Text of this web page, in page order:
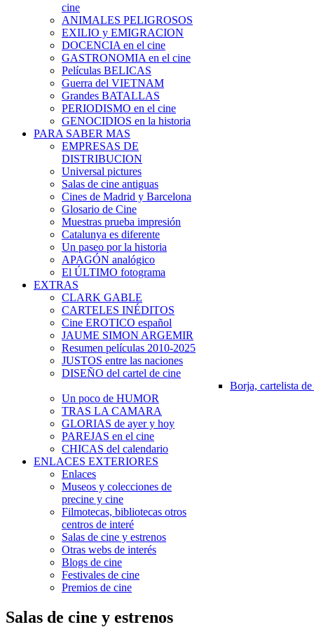
cine
ANIMALES PELIGROSOS
EXILIO y EMIGRACION
DOCENCIA en el cine
GASTRONOMIA en el cine
Películas BELICAS
Guerra del VIETNAM
Grandes BATALLAS
PERIODISMO en el cine
GENOCIDIOS en la historia
PARA SABER MAS
EMPRESAS DE
DISTRIBUCION
Universal pictures
Salas de cine antiguas
Cines de Madrid y Barcelona
Glosario de Cine
Muestras prueba impresión
Catalunya es diferente
Un paseo por la historia
APAGÓN analógico
El ÚLTIMO fotograma
EXTRAS
CLARK GABLE
CARTELES INÉDITOS
Cine EROTICO español
JAUME SIMON ARGEMIR
Resumen películas 2010-2025
JUSTOS entre las naciones
DISEÑO del cartel de cine
Borja, cartelista
Un poco de HUMOR
TRAS LA CAMARA
GLORIAS de ayer y hoy
PAREJAS en el cine
CHICAS del calendario
ENLACES EXTERIORES
Enlaces
Museos y colecciones de
precine y cine
Filmotecas, bibliotecas otros
centros de interé
Salas de cine y estrenos
Otras webs de interés
Blogs de cine
Festivales de cine
Premios de cine
Salas de cine y estrenos